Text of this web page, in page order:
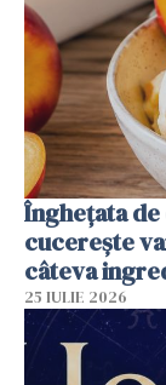
Înghețata
cucerește
câteva
25 IULIE 2026